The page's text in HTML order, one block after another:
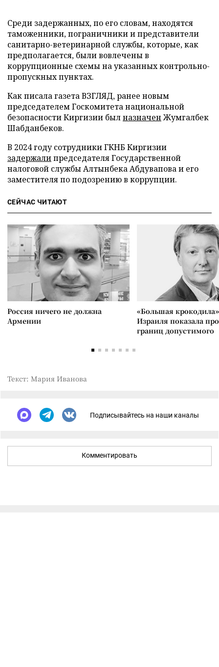
Среди задержанных, по его словам, находятся
таможенники, пограничники и представители
санитарно-ветеринарной службы, которые, как
предполагается, были вовлечены в
коррупционные схемы на указанных контрольно-
пропускных пунктах.
Как писала газета ВЗГЛЯД, ранее новым
председателем Госкомитета национальной
безопасности Киргизии былназначенЖумгалбек
Шабданбеков.
В 2024 году сотрудники ГКНБ Киргизии
задержалипредседателя Государственной
налоговой службы Алтынбека Абдувапова и его
заместителя по подозрению в коррупции.
СЕЙЧАС ЧИТАЮТ
Россия ничего не должна
Армении
«Большая
Израиля показала
границ допустимого
Текст: Мария Иванова
Подписывайтесь на наши каналы
Комментировать